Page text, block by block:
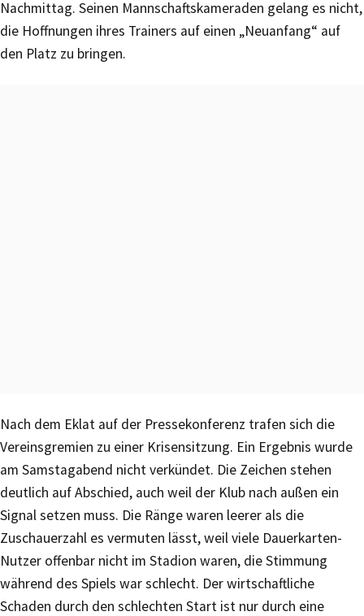
Nachmittag. Seinen Mannschaftskameraden gelang es nicht,
die Hoffnungen ihres Trainers auf einen „Neuanfang“ auf
den Platz zu bringen.
Nach dem Eklat auf der Pressekonferenz trafen sich die
Vereinsgremien zu einer Krisensitzung. Ein Ergebnis wurde
am Samstagabend nicht verkündet. Die Zeichen stehen
deutlich auf Abschied, auch weil der Klub nach außen ein
Signal setzen muss. Die Ränge waren leerer als die
Zuschauerzahl es vermuten lässt, weil viele Dauerkarten-
Nutzer offenbar nicht im Stadion waren, die Stimmung
während des Spiels war schlecht. Der wirtschaftliche
Schaden durch den schlechten Start ist nur durch eine